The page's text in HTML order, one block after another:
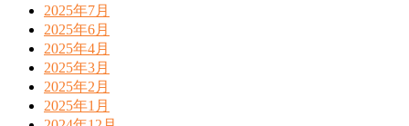
2025年7月
2025年6月
2025年4月
2025年3月
2025年2月
2025年1月